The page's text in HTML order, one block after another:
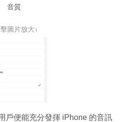
音質
圖片放大↓
戶便能充分發揮 iPhone 的音訊